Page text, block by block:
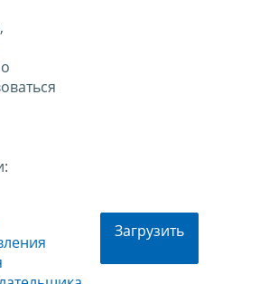
Загрузить